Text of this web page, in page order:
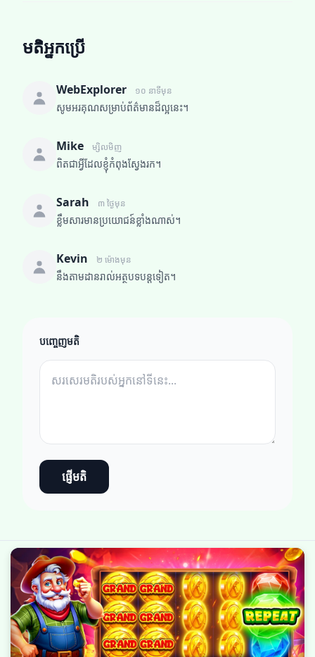
មតិអ្នកប្រើ
WebExplorer ១០ នាទីមុន
សូមអរគុណសម្រាប់ព័ត៌មានដ៏ល្អនេះ។
Mike ម្សិលមិញ
ពិតជាអ្វីដែលខ្ញុំកំពុងស្វែងរក។
Sarah ៣ ថ្ងៃមុន
ខ្លឹមសារមានប្រយោជន៍ខ្លាំងណាស់។
Kevin ២ ម៉ោងមុន
នឹងតាមដានរាល់អត្ថបទបន្តទៀត។
បញ្ចេញមតិ
ផ្ញើមតិ